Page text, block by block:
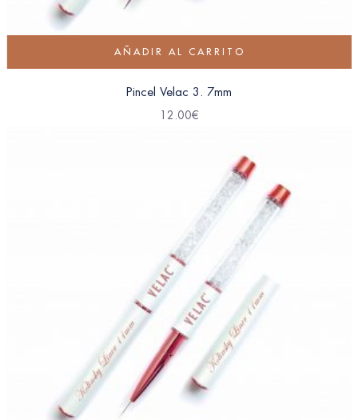
AÑADIR AL CARRITO
Pincel Velac 3. 7mm
12.00€